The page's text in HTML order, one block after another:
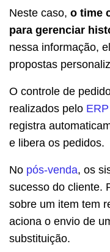
Neste caso, o time
para gerenciar
nessa informação,
propostas
O controle de
realizados pelo ERP
registra
e libera os pedidos.
No pós-venda, os
sucesso do cliente.
sobre um item tem
aciona o envio de
substituição.